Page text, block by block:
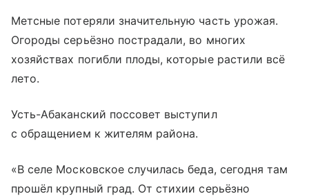
Метсные потеряли значительную часть урожая.
Огороды серьёзно пострадали, во многих
хозяйствах погибли плоды, которые растили всё
лето.
Усть-Абаканский поссовет выступил
с обращением к жителям района.
«В селе Московское случилась беда, сегодня там
прошёл крупный град. От стихии серьёзно